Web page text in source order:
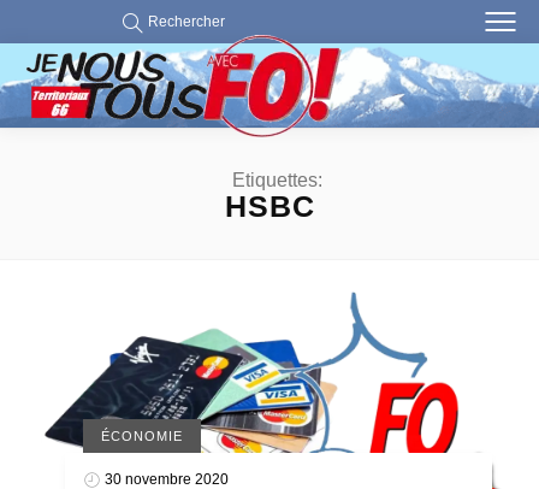
Rechercher
Etiquettes:
HSBC
ÉCONOMIE
30 novembre 2020